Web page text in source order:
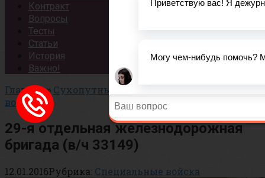
Контракт
Вопросы
Тесты
Статьи
История
Важно!
Главная» Сухопутные Войска
войска
29-я отдельная железнодорожная
бригада (в/ч 33149)
12.01.2016Рубрика: Специальные войска